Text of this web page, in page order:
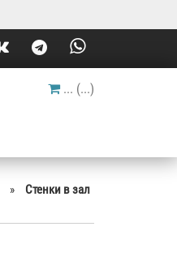
... (...)
» Cтенки в зал